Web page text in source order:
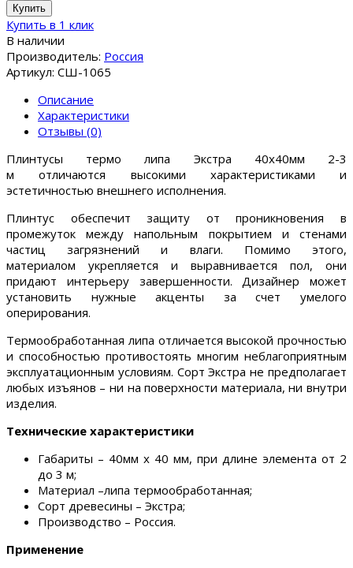
Купить
Купить в 1 клик
В наличии
Производитель: Россия
Артикул: СШ-1065
Описание
Характеристики
Отзывы (0)
Плинтусы термо липа Экстра 40x40мм 2-3
м отличаются высокими характеристиками и
эстетичностью внешнего исполнения.
Плинтус обеспечит защиту от проникновения в
промежуток между напольным покрытием и стенами
частиц загрязнений и влаги. Помимо этого,
материалом укрепляется и выравнивается пол, они
придают интерьеру завершенности. Дизайнер может
установить нужные акценты за счет умелого
оперирования.
Термообработанная липа отличается высокой прочностью
и способностью противостоять многим неблагоприятным
эксплуатационным условиям. Сорт Экстра не предполагает
любых изъянов – ни на поверхности материала, ни внутри
изделия.
Технические характеристики
Габариты – 40мм х 40 мм, при длине элемента от 2
до 3 м;
Материал –липа термообработанная;
Сорт древесины – Экстра;
Производство – Россия.
Применение